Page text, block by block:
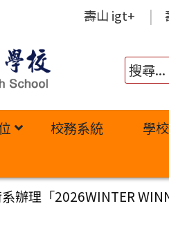
壽山 igt+
校務系統 學
辦理「2026WINTER